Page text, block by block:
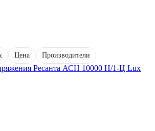
Цена Производители